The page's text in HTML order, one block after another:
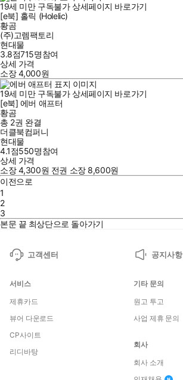
19세 미만 구독불가 상세페이지 바로가기
[e북] 홀릭 (Holelic)
황곰
(주)고렘팩토리
현대물
3.8점715명참여
상세 가격
소장4,000원
19세 미만 구독불가 상세페이지 바로가기
[e북] 에버 애프터
황곰
총 2권 완결
더클북컴퍼니
현대물
4.1점550명참여
상세 가격
소장4,300원 전권 소장 8,600원
이전으로
1
2
3
본문 끝 최상단으로 돌아가기
고객센터 공지사항
서비스
제휴카드
뷰어 다운로드
CP사이트
리디바탕
기타 문의
원고 투고
사업 제휴 문의
회사
회사 소개